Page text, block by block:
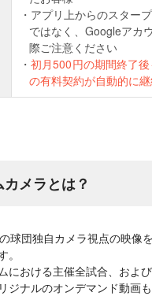
アプリ上からのスター
ではなく、Googleアカ
際ご注意ください
初月500円の期間終了
の有料契約が自動的に
メラとは？
球団独自カメラ視点の映像
における主催全試合、およ
ナルのオンデマンド動画も